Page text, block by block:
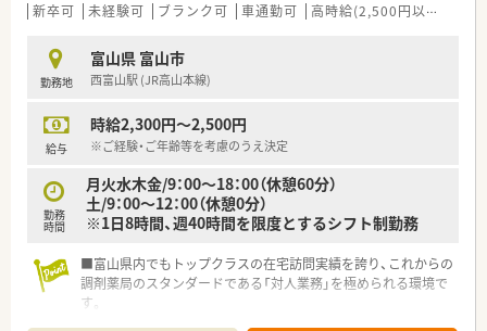
新卒可 未経験可 ブランク可 車通勤可 高時給(2,500円以上)
勤務地
富山県 富山市
西富山駅 (JR高山本線)
給与
時給2,300円～2,500円
※ご経験・ご年齢等を考慮のうえ決定
勤務
時間
月火水木金/9：00～18：00（休憩60分）
土/9：00～12：00（休憩0分）
※1日8時間、週40時間を限度とするシフト制勤務
■富山県内でもトップクラスの在宅訪問実績を誇り、これからの
調剤薬局のスタンダードである「対人業務」を極められる環境で
す。